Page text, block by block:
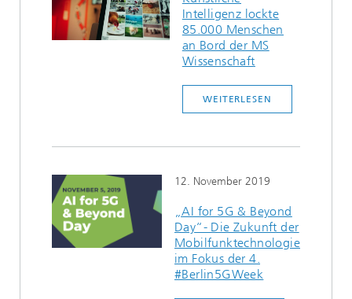
Intelligenz lockte
85.000 Menschen
an Bord der MS
Wissenschaft
WEITERLESEN
12. November 2019
„AI for 5G & Beyond
Day“- Die Zukunft der
Mobilfunktechnologie
im Fokus der 4.
#Berlin5GWeek